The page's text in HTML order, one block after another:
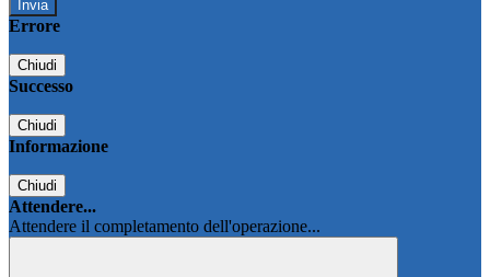
Errore
Chiudi
Successo
Chiudi
Informazione
Chiudi
Attendere...
Attendere il completamento dell'operazione...